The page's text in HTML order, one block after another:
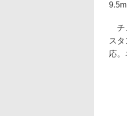
チ
ス
応。